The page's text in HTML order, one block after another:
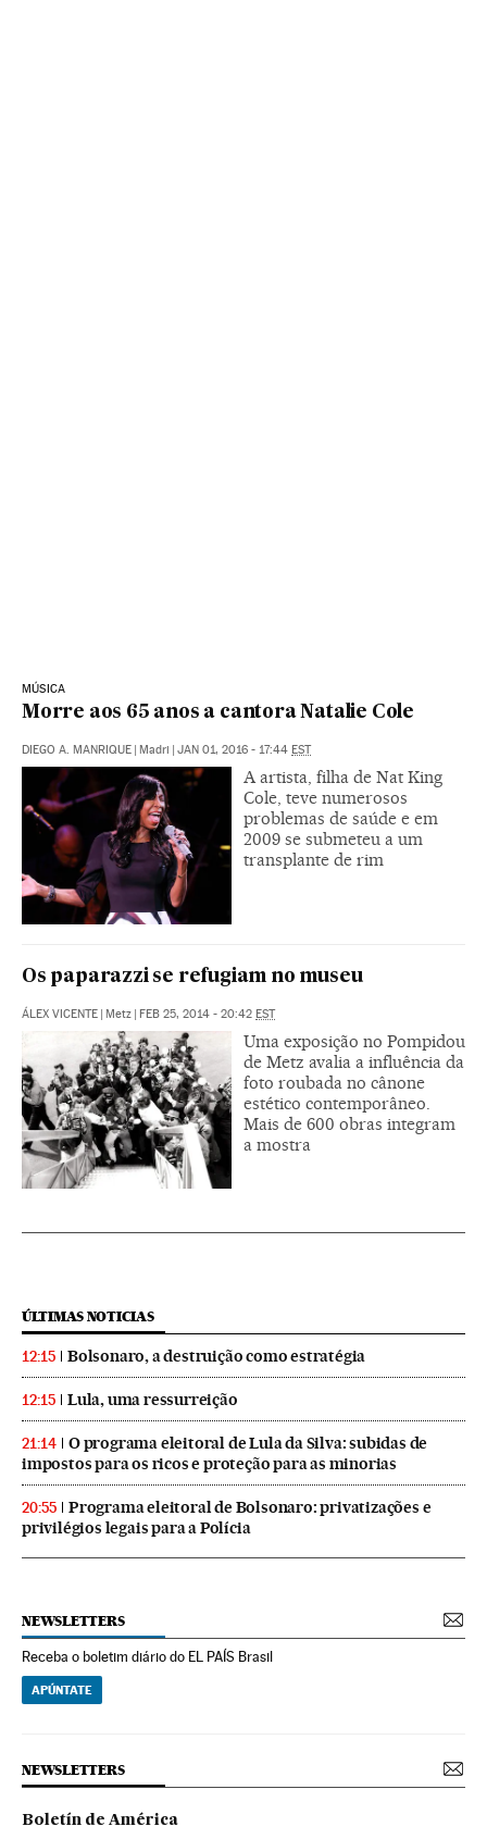
MÚSICA
Morre aos 65 anos a cantora Natalie Cole
DIEGO A. MANRIQUE Madri JAN 01, 2016 - 17:44 EST
A artista, filha de Nat King
Cole, teve numerosos
problemas de saúde e em
2009 se submeteu a um
transplante de rim
Os paparazzi se refugiam no museu
ÁLEX VICENTE Metz FEB 25, 2014 - 20:42 EST
Uma exposição no Pompidou
de Metz avalia a influência da
foto roubada no cânone
estético contemporâneo.
Mais de 600 obras integram
a mostra
ÚLTIMAS NOTICIAS
12:15 Bolsonaro, a destruição como estratégia
12:15 Lula, uma ressurreição
21:14
O programa eleitoral de Lula da Silva: subidas de
impostos para os ricos e proteção para as minorias
20:55
Programa eleitoral de Bolsonaro: privatizações e
privilégios legais para a Polícia
NEWSLETTERS
Receba o boletim diário do EL PAÍS Brasil
APÚNTATE
NEWSLETTERS
Boletín de América